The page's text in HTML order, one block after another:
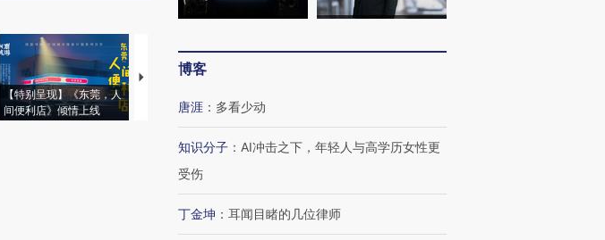
【特别呈现】《东莞，人
间便利店》倾情上线
【推广】走进第四届链博
博客
唐涯 ： 多看少动
知识分子 ： AI冲击之下，年轻人与高学历女性更
受伤
丁金坤 ： 耳闻目睹的几位律师